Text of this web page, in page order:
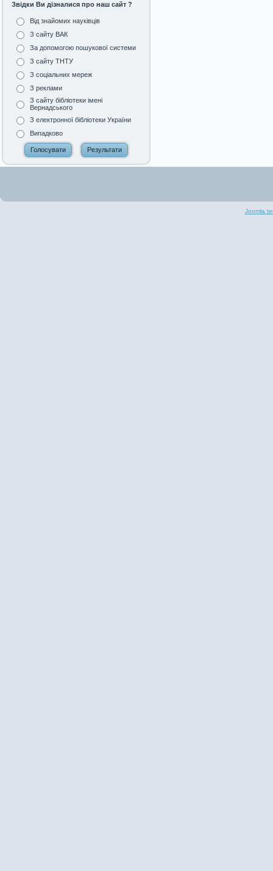
Звідки Ви дізналися про наш сайт ?
Від знайомих науківців
З сайту ВАК
За допомогою пошукової системи
З сайту ТНТУ
З соціальних мереж
З реклами
З сайту бібліотеки імені
Вернадського
З електронної бібліотеки України
Випадково
Joomla